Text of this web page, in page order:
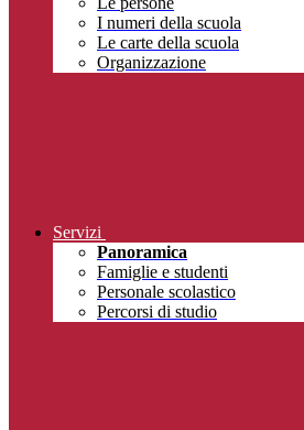
I numeri della scuola
Le carte della scuola
Organizzazione
Servizi
Panoramica
Famiglie e studenti
Personale scolastico
Percorsi di studio